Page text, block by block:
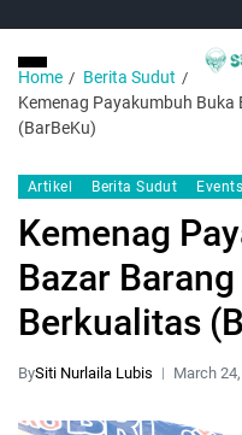
Home
Berita Sudut
Kemenag Payakumbuh
(BarBeKu)
Artikel Berita Sudut Events
Kemenag
Bazar
Berkualitas
BySiti Nurlaila Lubis March